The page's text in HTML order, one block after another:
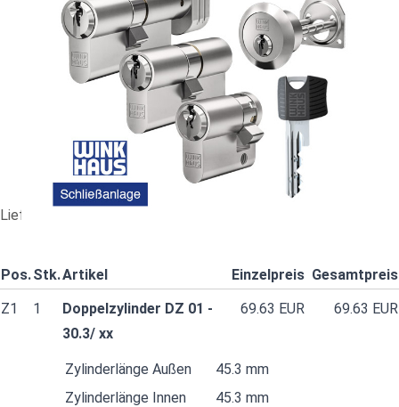
- +
Dodací lhůta: 1-2 Wochen
Lieferzeit ca. 1-2 Wochen
Pos.Stk.Artikel Einzelpreis Gesamtpreis
Z1
1
Doppelzylinder DZ 01 -
30.3/ xx
69.63 EUR 69.63 EUR
Zylinderlänge Außen
45.3 mm
Zylinderlänge Innen
45.3 mm